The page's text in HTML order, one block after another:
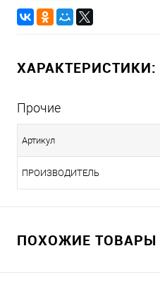
ХАРАКТЕРИСТИКИ:
Прочие
Артикул
ПРОИЗВОДИТЕЛЬ
ПОХОЖИЕ ТОВАРЫ